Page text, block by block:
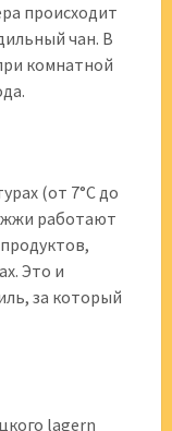
происходит
чан. В
комнатной
(от 7°C до
работают
Это и
за который
lagern